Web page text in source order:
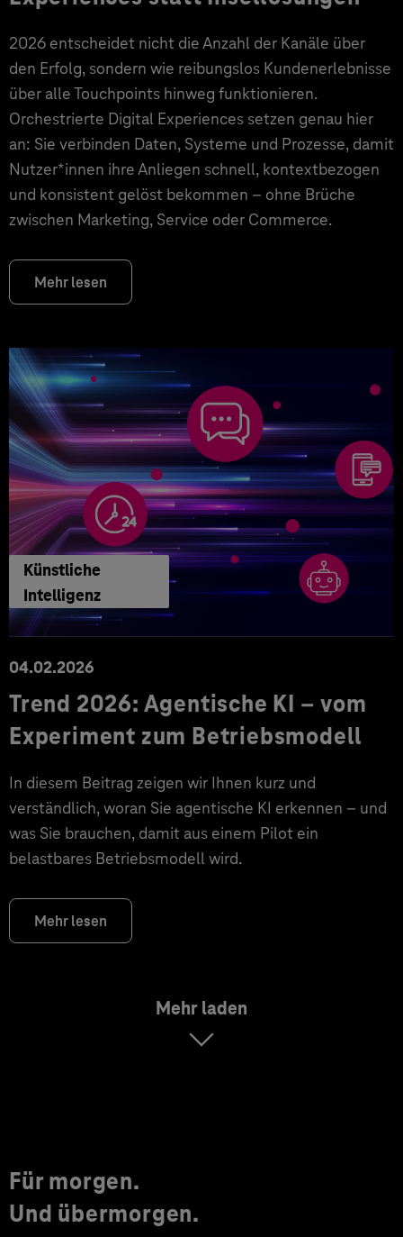
2026 entscheidet nicht die Anzahl der Kanäle über
den Erfolg, sondern wie reibungslos Kundenerlebnisse
über alle Touchpoints hinweg funktionieren.
Orchestrierte Digital Experiences setzen genau hier
an: Sie verbinden Daten, Systeme und Prozesse, damit
Nutzer*innen ihre Anliegen schnell, kontextbezogen
und konsistent gelöst bekommen – ohne Brüche
zwischen Marketing, Service oder Commerce.
Mehr lesen
Künstliche
Intelligenz
04.02.2026
Trend 2026: Agentische KI – vom
Experiment zum Betriebsmodell
In diesem Beitrag zeigen wir Ihnen kurz und
verständlich, woran Sie agentische KI erkennen – und
was Sie brauchen, damit aus einem Pilot ein
belastbares Betriebsmodell wird.
Mehr lesen
Mehr laden
Für morgen.
Und übermorgen.